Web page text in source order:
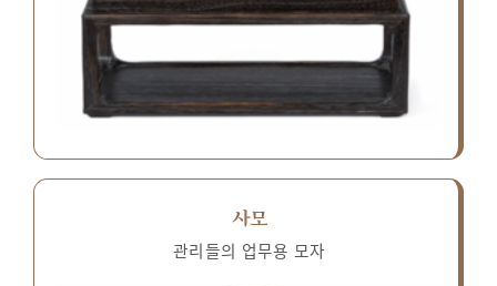
사모
관리들의 업무용 모자